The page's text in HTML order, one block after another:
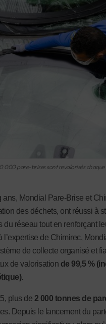
000 pare-brises sont revalorisés
ans, Mondial Pare-Brise et
des déchets, ont réussi à
du réseau tout en renforçant
l’expertise de Chimirec,
de collecte organisé et
de valorisation de 99,5 %
plus de 2 000 tonnes de
Depuis le lancement du